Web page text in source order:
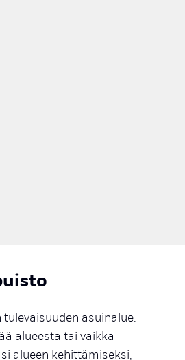
asuinalue.
alueesta tai vaikka
alueen kehittämiseksi,